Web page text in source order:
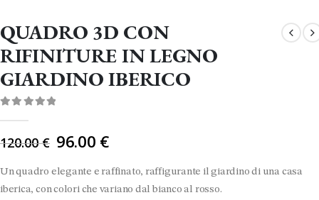
QUADRO 3D CON
RIFINITURE IN LEGNO
GIARDINO IBERICO
120.00€ Il
originale
era:
96.00 €
Un quadro elegante e raffinato, raffigurante il giardino di una casa
iberica, con colori che variano dal bianco al rosso.